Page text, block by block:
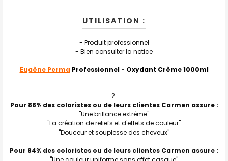
UTILISATION :
- Produit professionnel
- Bien consulter la notice
Eugène PermaProfessionnel - Oxydant Crème 1000ml
Pour 88% des coloristes ou de leurs clientes Carmen assure :
"Une brillance extrême"
"La création de reliefs et d'effets de couleur"
"Douceur et souplesse des cheveux"
Pour 84% des coloristes ou de leurs clientes Carmen assure :